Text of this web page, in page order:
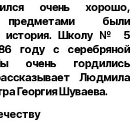
очень хорошо,
были
история. Школу № 5
году с серебряной
очень гордились
Людмила
Георгия Шуваева.